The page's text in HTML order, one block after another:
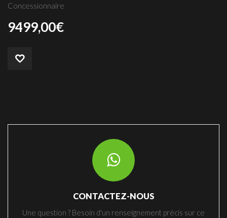
Concessionnaire
9499,00€
CONTACTEZ-NOUS
Une question ? Besoin d'un renseignement précis sur ce